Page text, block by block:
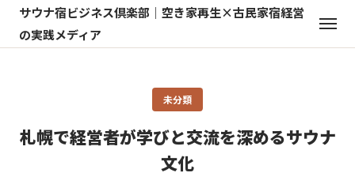
サウナ宿ビジネス倶楽部｜空き家再生×古民家宿経営
の実践メディア
未分類
札幌で経営者が学びと交流を深めるサウナ
文化